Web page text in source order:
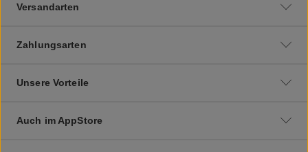
Versandarten
Zahlungsarten
Unsere Vorteile
Auch im AppStore